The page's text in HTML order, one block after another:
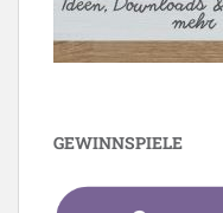
GEWINNSPIELE